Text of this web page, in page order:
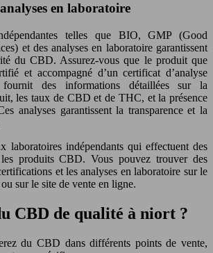
en laboratoire
telles que BIO, GMP (Good
et des analyses en laboratoire garantissent
du CBD. Assurez-vous que le produit que
et accompagné d’un certificat d’analyse
des informations détaillées sur la
les taux de CBD et de THC, et la présence
analyses garantissent la transparence et la
laboratoires indépendants qui effectuent des
produits CBD. Vous pouvez trouver des
et les analyses en laboratoire sur le
sur le site de vente en ligne.
CBD de qualité à niort ?
du CBD dans différents points de vente,